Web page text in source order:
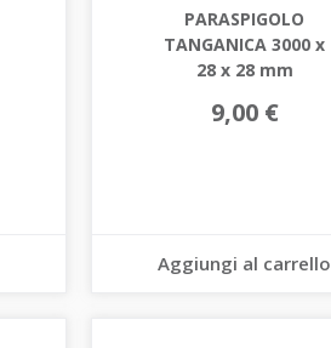
PARASPIGOLO
TANGANICA 3000 x
28 x 28 mm
9,00 €
Aggiungi al carrello